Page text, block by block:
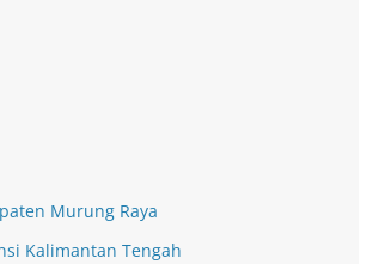
Murung Raya
Kalimantan Tengah